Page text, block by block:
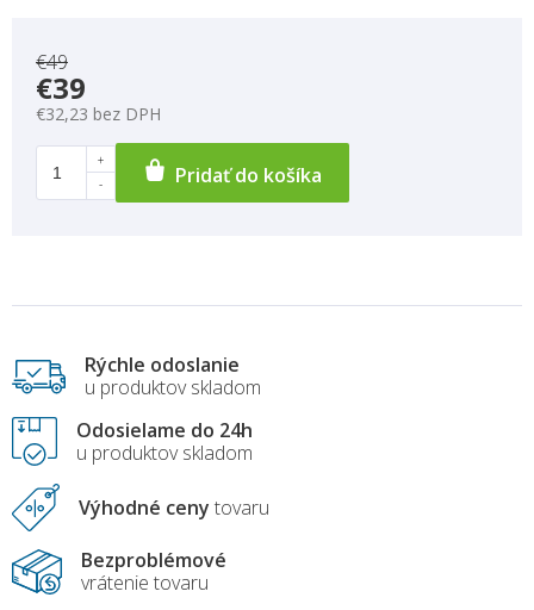
€49
€39
€32,23 bez DPH
Pridať do košíka
Rýchle odoslanie
u produktov skladom
Odosielame do 24h
u produktov skladom
Výhodné ceny tovaru
Bezproblémové
vrátenie tovaru